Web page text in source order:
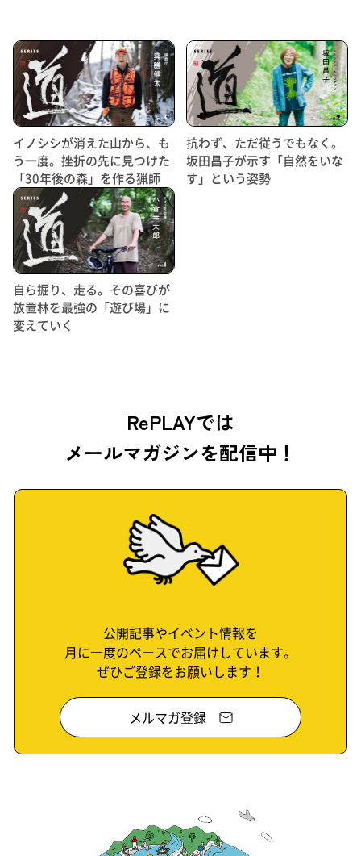
イノシシが消えた山から、も
う一度。挫折の先に見つけた
「30年後の森」を作る猟師
抗わず、ただ従うでもなく。
坂田昌子が示す「自然をいな
す」という姿勢
自ら掘り、走る。その喜びが
放置林を最強の「遊び場」に
変えていく
RePLAYでは
メールマガジンを配信中！
公開記事やイベント情報を
月に一度のペースでお届けしています。
ぜひご登録をお願いします！
メルマガ登録